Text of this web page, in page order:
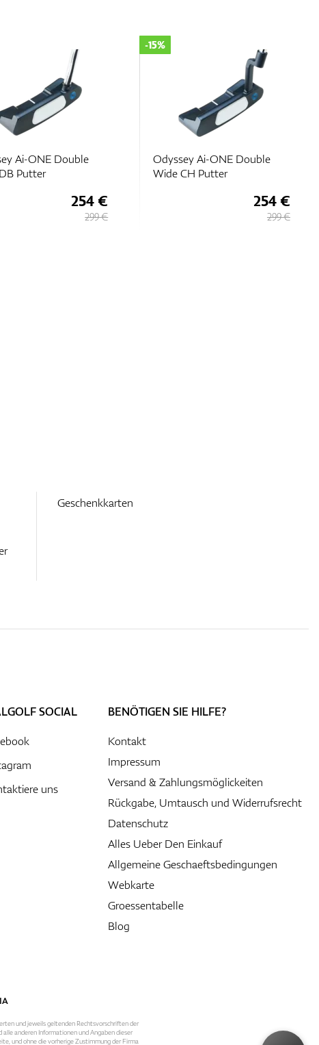
Ai-ONE Double
Putter
254 €
299 €
Odyssey Ai-ONE Double
Wide CH Putter
-15%
254 €
299 €
Geschenkkarten
SOCIAL
uns
BENÖTIGEN SIE HILFE?
Kontakt
Impressum
Versand & Zahlungsmöglickeiten
Rückgabe, Umtausch und Widerrufsrecht
Datenschutz
Alles Ueber Den Einkauf
Allgemeine Geschaeftsbedingungen
Webkarte
Groessentabelle
Blog
und jeweils geltenden Rechtsvorschriften der
anderen Informationen und Angaben dieser
und ohne die vorherige Zustimmung der Firma